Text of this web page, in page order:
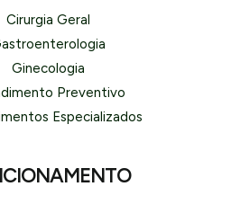
Cirurgia Geral
Ginecologia
Preventivo
Especializados